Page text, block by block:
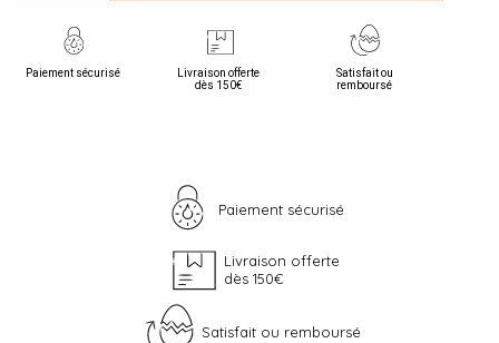
Paiement sécurisé
Livraison offerte
dès 150€
Satisfait ou
remboursé
Paiement sécurisé
Livraison offerte
dès 150€
Satisfait ou remboursé